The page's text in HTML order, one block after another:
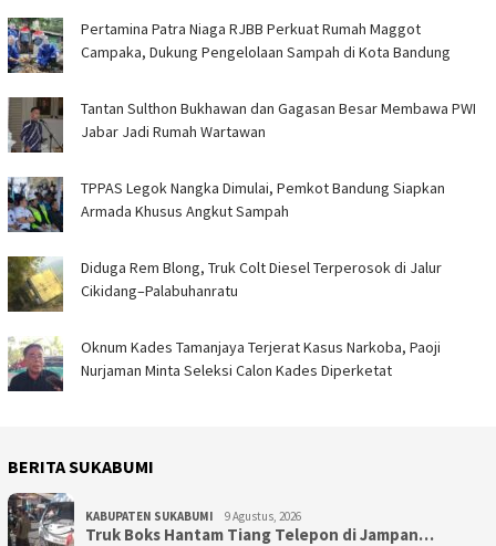
Pertamina Patra Niaga RJBB Perkuat Rumah Maggot
Campaka, Dukung Pengelolaan Sampah di Kota Bandung
Tantan Sulthon Bukhawan dan Gagasan Besar Membawa PWI
Jabar Jadi Rumah Wartawan
TPPAS Legok Nangka Dimulai, Pemkot Bandung Siapkan
Armada Khusus Angkut Sampah
Diduga Rem Blong, Truk Colt Diesel Terperosok di Jalur
Cikidang–Palabuhanratu
Oknum Kades Tamanjaya Terjerat Kasus Narkoba, Paoji
Nurjaman Minta Seleksi Calon Kades Diperketat
BERITA SUKABUMI
KABUPATEN SUKABUMI 9 Agustus, 2026
Truk Boks Hantam Tiang Telepon di Jampan…